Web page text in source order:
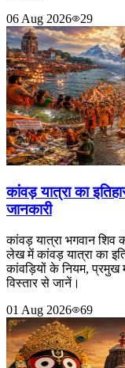
06 Aug 2026
29
कांवड़ यात्रा का
जानकारी
कांवड़ यात्रा भगवान
लेख में कांवड़ यात्रा का
कांवड़ियों के नियम, प्रमुख
विस्तार से जानें।
01 Aug 2026
69